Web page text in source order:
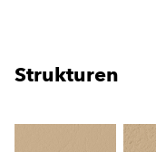
Strukturen